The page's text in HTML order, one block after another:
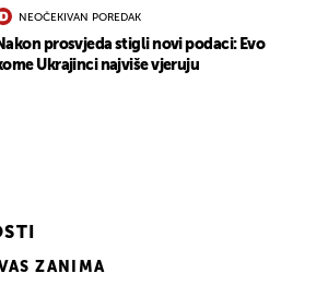
NEOČEKIVAN POREDAK
prosvjeda stigli novi podaci: Evo
Ukrajinci najviše vjeruju
ZANIMA